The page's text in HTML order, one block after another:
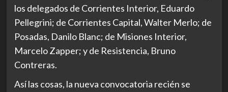
los delegados de Corrientes Interior, Eduardo
Pellegrini; de Corrientes Capital, Walter Merlo; de
Posadas, Danilo Blanc; de Misiones Interior,
Marcelo Zapper; y de Resistencia, Bruno
Contreras.
Así las cosas, la nueva convocatoria recién se